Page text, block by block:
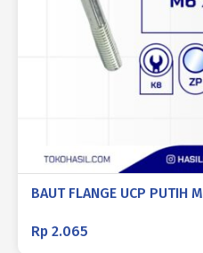
BAUT FLANGE UCP PUTIH
Rp 2.065